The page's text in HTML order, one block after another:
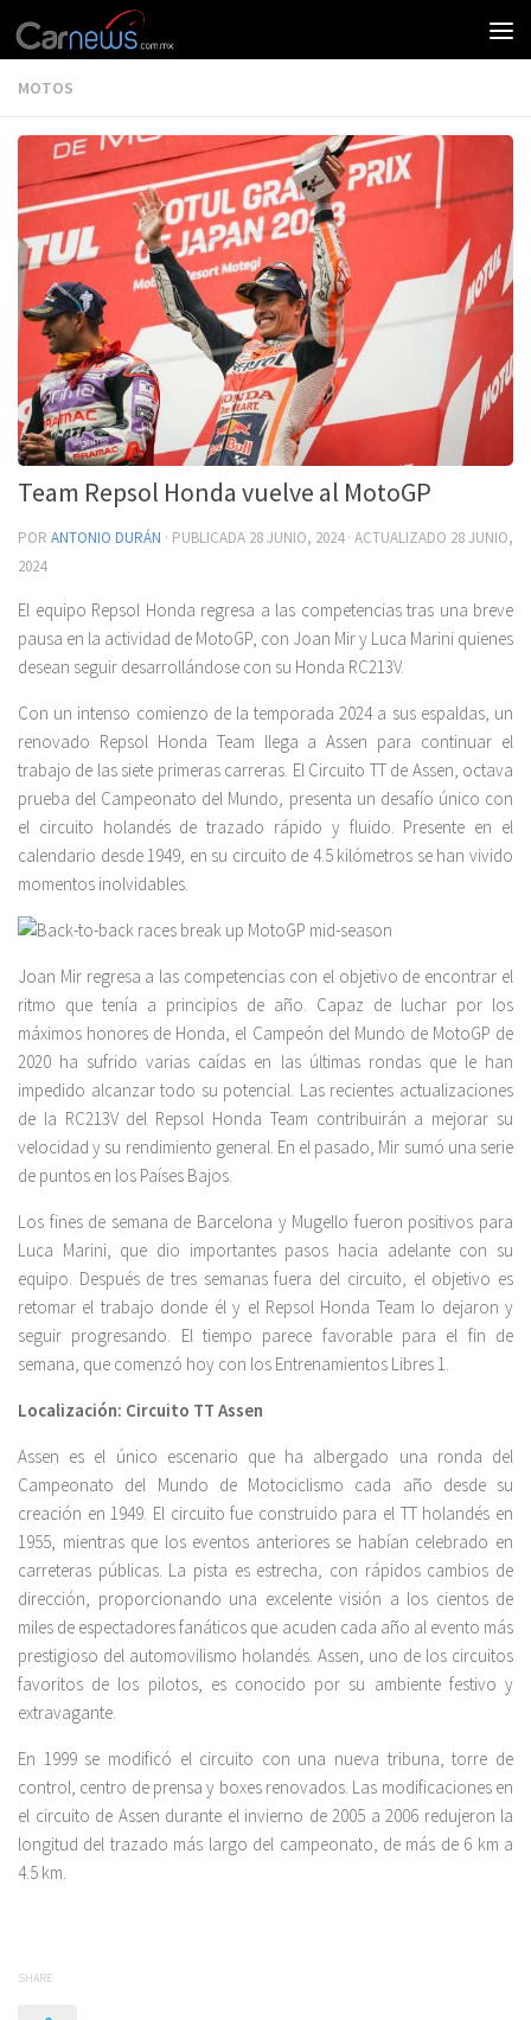
MOTOS
Team Repsol Honda vuelve al MotoGP
POR ANTONIO DURÁN · PUBLICADA 28 JUNIO, 2024· ACTUALIZADO 28 JUNIO,
2024
El equipo Repsol Honda regresa a las competencias tras una breve
pausa en la actividad de MotoGP, con Joan Mir y Luca Marini quienes
desean seguir desarrollándose con su Honda RC213V.
Con un intenso comienzo de la temporada 2024 a sus espaldas, un
renovado Repsol Honda Team llega a Assen para continuar el
trabajo de las siete primeras carreras. El Circuito TT de Assen, octava
prueba del Campeonato del Mundo, presenta un desafío único con
el circuito holandés de trazado rápido y fluido. Presente en el
calendario desde 1949, en su circuito de 4.5 kilómetros se han vivido
momentos inolvidables.
Joan Mir regresa a las competencias con el objetivo de encontrar el
ritmo que tenía a principios de año. Capaz de luchar por los
máximos honores de Honda, el Campeón del Mundo de MotoGP de
2020 ha sufrido varias caídas en las últimas rondas que le han
impedido alcanzar todo su potencial. Las recientes actualizaciones
de la RC213V del Repsol Honda Team contribuirán a mejorar su
velocidad y su rendimiento general. En el pasado, Mir sumó una serie
de puntos en los Países Bajos.
Los fines de semana de Barcelona y Mugello fueron positivos para
Luca Marini, que dio importantes pasos hacia adelante con su
equipo. Después de tres semanas fuera del circuito, el objetivo es
retomar el trabajo donde él y el Repsol Honda Team lo dejaron y
seguir progresando. El tiempo parece favorable para el fin de
semana, que comenzó hoy con los Entrenamientos Libres 1.
Localización: Circuito TT Assen
Assen es el único escenario que ha albergado una ronda del
Campeonato del Mundo de Motociclismo cada año desde su
creación en 1949. El circuito fue construido para el TT holandés en
1955, mientras que los eventos anteriores se habían celebrado en
carreteras públicas. La pista es estrecha, con rápidos cambios de
dirección, proporcionando una excelente visión a los cientos de
miles de espectadores fanáticos que acuden cada año al evento más
prestigioso del automovilismo holandés. Assen, uno de los circuitos
favoritos de los pilotos, es conocido por su ambiente festivo y
extravagante.
En 1999 se modificó el circuito con una nueva tribuna, torre de
control, centro de prensa y boxes renovados. Las modificaciones en
el circuito de Assen durante el invierno de 2005 a 2006 redujeron la
longitud del trazado más largo del campeonato, de más de 6 km a
4.5 km.
SHARE